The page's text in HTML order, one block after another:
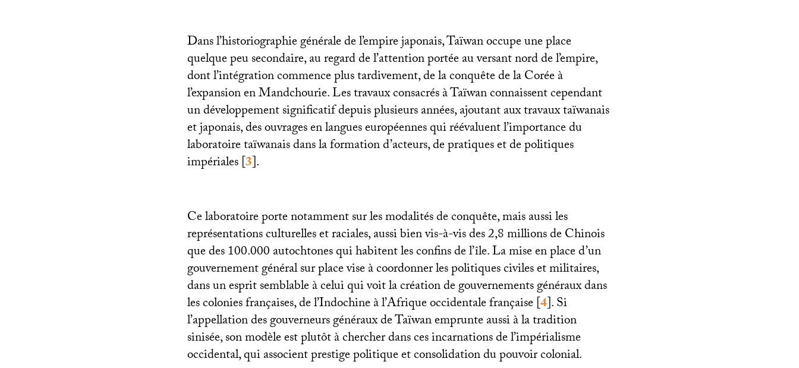
Dans l’historiographie générale de l’empire japonais, Taïwan occupe une place
quelque peu secondaire, au regard de l’attention portée au versant nord de l’empire,
dont l’intégration commence plus tardivement, de la conquête de la Corée à
l’expansion en Mandchourie. Les travaux consacrés à Taïwan connaissent cependant
un développement significatif depuis plusieurs années, ajoutant aux travaux taïwanais
et japonais, des ouvrages en langues européennes qui réévaluent l’importance du
laboratoire taïwanais dans la formation d’acteurs, de pratiques et de politiques
impériales[3].
Ce laboratoire porte notamment sur les modalités de conquête, mais aussi les
représentations culturelles et raciales, aussi bien vis-à-vis des 2,8 millions de Chinois
que des 100.000 autochtones qui habitent les confins de l’île. La mise en place d’un
gouvernement général sur place vise à coordonner les politiques civiles et militaires,
dans un esprit semblable à celui qui voit la création de gouvernements généraux dans
les colonies françaises, de l’Indochine à l’Afrique occidentale française[4]. Si
l’appellation des gouverneurs généraux de Taïwan emprunte aussi à la tradition
sinisée, son modèle est plutôt à chercher dans ces incarnations de l’impérialisme
occidental, qui associent prestige politique et consolidation du pouvoir colonial.